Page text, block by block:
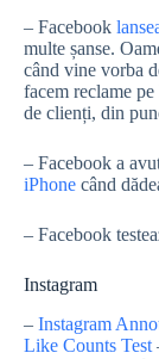
– Facebook
multe șanse.
când vine vorba
facem reclame
de clienți, din
– Facebook a
iPhone când
– Facebook
Instagram
– Instagram
Like Counts Test